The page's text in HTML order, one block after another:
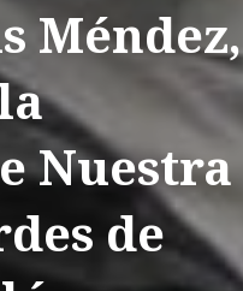
Méndez,
Nuestra
de